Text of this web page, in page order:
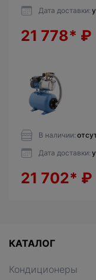
Дата доставки:
21 778* ₽
В наличии:
Дата доставки:
21 702* ₽
КАТАЛОГ
Кондиционеры